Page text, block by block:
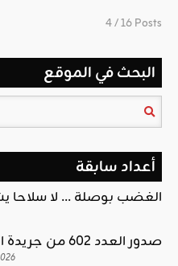
4 / 16 Posts
البحث في الموقع
أعداد سابقة
الغضب بوصلة … لا سلاحا
صدور العدد 602 من جريدة التحرير